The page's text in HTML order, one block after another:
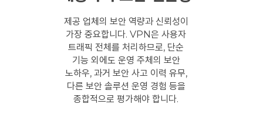
제공 업체의 보안 역량과 신뢰성이
가장 중요합니다. VPN은 사용자
트래픽 전체를 처리하므로, 단순
기능 외에도 운영 주체의 보안
노하우, 과거 보안 사고 이력 유무,
다른 보안 솔루션 운영 경험 등을
종합적으로 평가해야 합니다.